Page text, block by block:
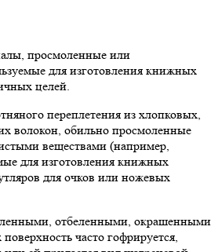
просмоленные или
для изготовления книжных
целей.
переплетения из хлопковых,
волокон, обильно просмоленные
веществами (например,
для изготовления книжных
для очков или ножевых
отбеленными, окрашенными
часто гофрируется,